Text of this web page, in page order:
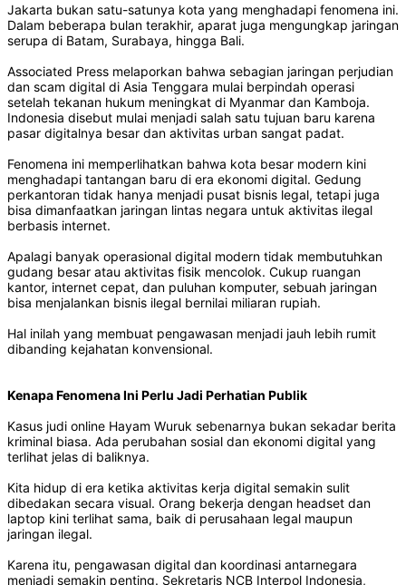
Jakarta bukan satu-satunya kota yang menghadapi fenomena ini.
Dalam beberapa bulan terakhir, aparat juga mengungkap jaringan
serupa di Batam, Surabaya, hingga Bali.
Associated Press melaporkan bahwa sebagian jaringan perjudian
dan scam digital di Asia Tenggara mulai berpindah operasi
setelah tekanan hukum meningkat di Myanmar dan Kamboja.
Indonesia disebut mulai menjadi salah satu tujuan baru karena
pasar digitalnya besar dan aktivitas urban sangat padat.
Fenomena ini memperlihatkan bahwa kota besar modern kini
menghadapi tantangan baru di era ekonomi digital. Gedung
perkantoran tidak hanya menjadi pusat bisnis legal, tetapi juga
bisa dimanfaatkan jaringan lintas negara untuk aktivitas ilegal
berbasis internet.
Apalagi banyak operasional digital modern tidak membutuhkan
gudang besar atau aktivitas fisik mencolok. Cukup ruangan
kantor, internet cepat, dan puluhan komputer, sebuah jaringan
bisa menjalankan bisnis ilegal bernilai miliaran rupiah.
Hal inilah yang membuat pengawasan menjadi jauh lebih rumit
dibanding kejahatan konvensional.
Kenapa Fenomena Ini Perlu Jadi Perhatian Publik
Kasus judi online Hayam Wuruk sebenarnya bukan sekadar berita
kriminal biasa. Ada perubahan sosial dan ekonomi digital yang
terlihat jelas di baliknya.
Kita hidup di era ketika aktivitas kerja digital semakin sulit
dibedakan secara visual. Orang bekerja dengan headset dan
laptop kini terlihat sama, baik di perusahaan legal maupun
jaringan ilegal.
Karena itu, pengawasan digital dan koordinasi antarnegara
menjadi semakin penting. Sekretaris NCB Interpol Indonesia,